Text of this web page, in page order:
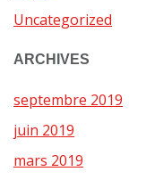
Uncategorized
ARCHIVES
septembre 2019
juin 2019
mars 2019